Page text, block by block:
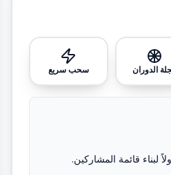
الدوران سحب سريع
لبناء قائمة المشاركين.